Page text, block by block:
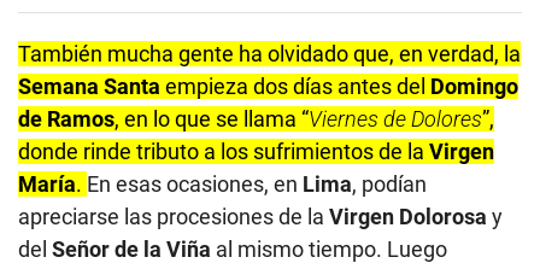
También mucha gente ha olvidado que, en verdad, la
Semana Santa empieza dos días antes del Domingo
de Ramos, en lo que se llama “Viernes de Dolores”,
donde rinde tributo a los sufrimientos de la Virgen
María. En esas ocasiones, en Lima, podían
apreciarse las procesiones de la Virgen Dolorosa y
del Señor de la Viña al mismo tiempo. Luego